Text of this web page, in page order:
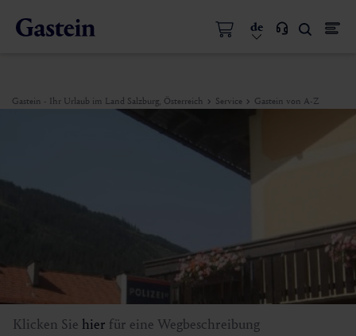
de
Gastein - Ihr Urlaub im Land Salzburg, Österreich Service Gastein von A-Z
Klicken Sie hier für eine Wegbeschreibung